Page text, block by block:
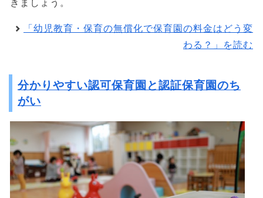
きましょう。
「幼児教育・保育の無償化で保育園の料金はどう変
わる？」を読む
分かりやすい認可保育園と認証保育園のち
がい